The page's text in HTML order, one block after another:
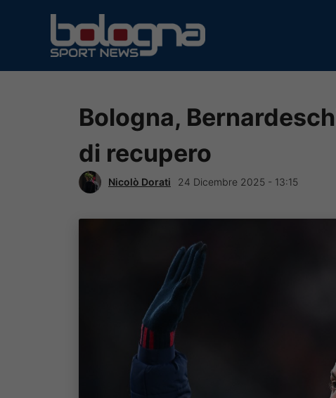
contenuto
Bologna,
di recupero
Nicolò Dorati 24 Dicembre 2025 - 13:15